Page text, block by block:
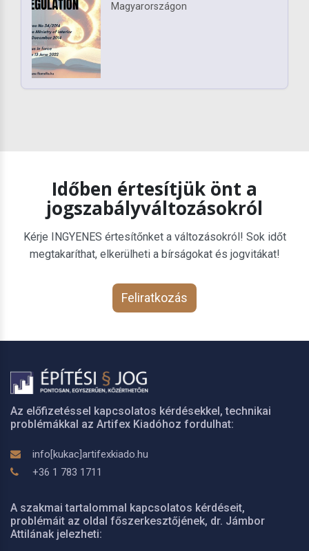
Magyarországon
Időben értesítjük önt a
jogszabályváltozásokról
Kérje INGYENES értesítőnket a változásokról! Sok időt
megtakaríthat, elkerülheti a bírságokat és jogvitákat!
Feliratkozás
Az előfizetéssel kapcsolatos kérdésekkel, technikai
problémákkal az Artifex Kiadóhoz fordulhat:
info[kukac]artifexkiado.hu
+36 1 783 1711
A szakmai tartalommal kapcsolatos kérdéseit,
problémáit az oldal főszerkesztőjének, dr. Jámbor
Attilának jelezheti: